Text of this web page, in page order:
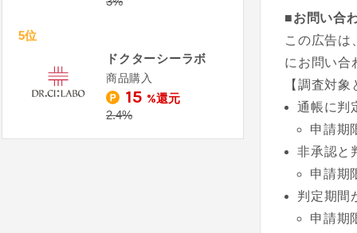
■お問い合
この広告は
にお問い合
【調査対
通帳に判
申請期
非承認と
申請期
判定期間
申請期
5位
ドクターシーラボ
商品購入
15 %還元
2.4%